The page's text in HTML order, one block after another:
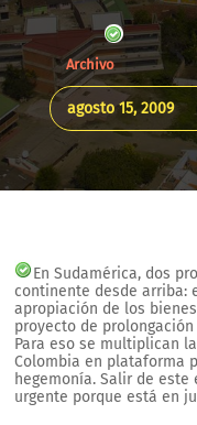
Archivo
agosto 15, 2009
En Sudamérica, dos
continente desde arriba:
apropiación de los
proyecto de
Para eso se multiplican
Colombia en plataforma
hegemonía. Salir de
urgente porque está en